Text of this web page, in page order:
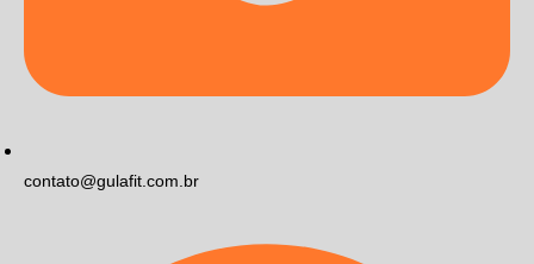
contato@gulafit.com.br